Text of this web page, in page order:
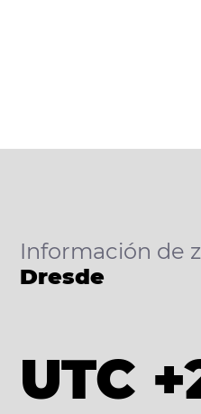
Información de
Dresde
UTC